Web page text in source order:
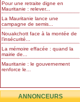
Pour une retraite digne en
Mauritanie : relever...
La Mauritanie lance une
campagne de semis...
Nouakchott face à la montée de
l’insécurité...
La mémoire effacée : quand la
mairie de...
Mauritanie : le gouvernement
renforce le...
ANNONCEURS